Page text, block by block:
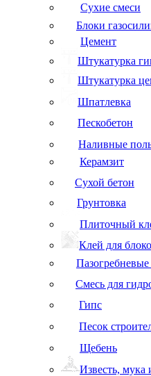
Сухие смеси
Блоки
Цемент
Штукатурка
Штукатурка
Шпатлевка
Пескобетон
Наливные
Керамзит
Сухой бетон
Грунтовка
Плиточный
Клей для
Смесь для
Гипс
Песок
Щебень
Известь, мука